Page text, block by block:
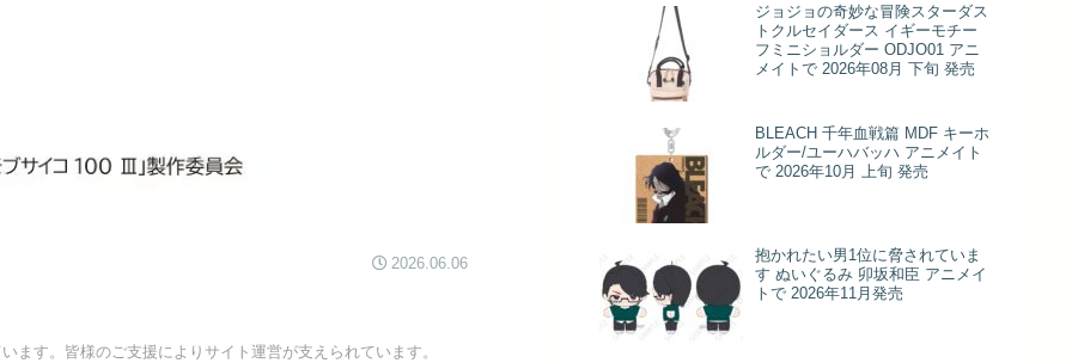
2026.06.06
す。皆様のご支援によりサイト運営が支えられています。
ジョジョの奇妙な冒険スターダス
トクルセイダース イギーモチー
フミニショルダー ODJO01 アニ
メイトで 2026年08月 下旬 発売
BLEACH 千年血戦篇 MDF キーホ
ルダー/ユーハバッハ アニメイト
で 2026年10月 上旬 発売
抱かれたい男1位に脅されていま
す ぬいぐるみ 卯坂和臣 アニメイ
トで 2026年11月発売